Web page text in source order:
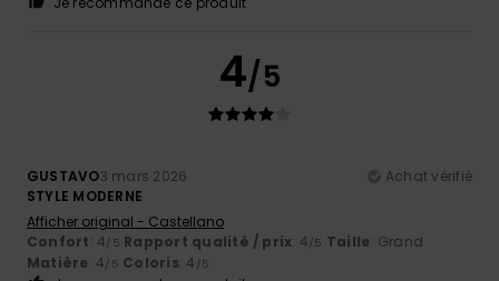
4/5
GUSTAVO3 mars 2026
Achat vérifié
STYLE MODERNE
Afficher original - Castellano
Confort: 4/5 Rapport qualité / prix: 4/5 Taille: Grand
Matière: 4/5 Coloris: 4 /5